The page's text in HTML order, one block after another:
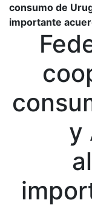
consumo de
importante
y